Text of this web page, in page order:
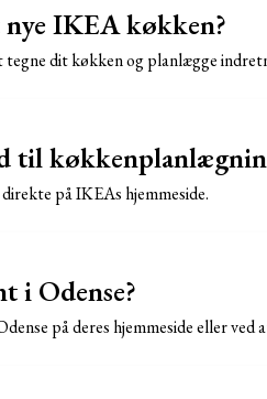
IKEA køkken?
dit køkken og planlægge
til
på IKEAs hjemmeside.
i Odense?
på deres hjemmeside eller ved